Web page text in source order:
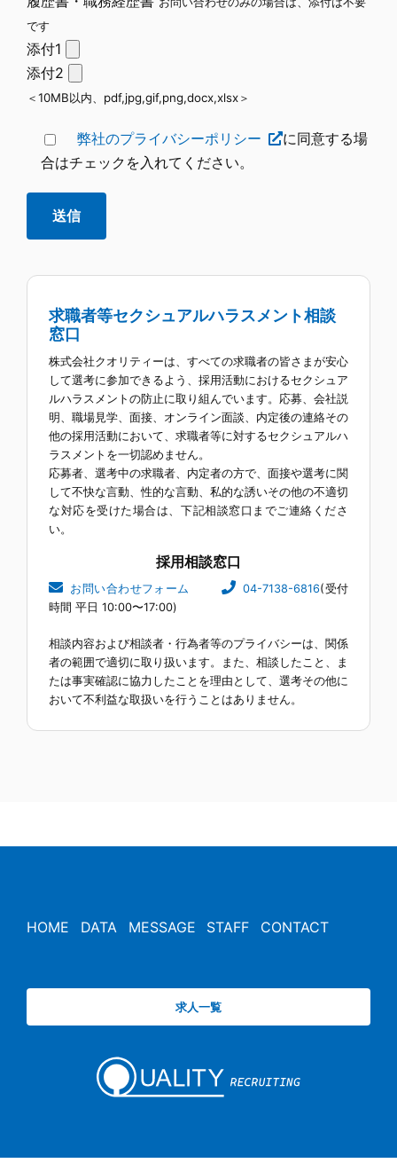
です
添付1
添付2
＜10MB以内、pdf,jpg,gif,png,docx,xlsx＞
弊社のプライバシーポリシー
に同意する場
合はチェックを入れてください。
求職者等セクシュアルハラスメント相談
窓口
株式会社クオリティーは、すべての求職者の皆さまが安心
して選考に参加できるよう、採用活動におけるセクシュア
ルハラスメントの防止に取り組んでいます。応募、会社説
明、職場見学、面接、オンライン面談、内定後の連絡その
他の採用活動において、求職者等に対するセクシュアルハ
ラスメントを一切認めません。
応募者、選考中の求職者、内定者の方で、面接や選考に関
して不快な言動、性的な言動、私的な誘いその他の不適切
な対応を受けた場合は、下記相談窓口までご連絡くださ
い。
採用相談窓口
お問い合わせフォーム 04-7138-6816(受付
時間 平日 10:00〜17:00)
相談内容および相談者・行為者等のプライバシーは、関係
者の範囲で適切に取り扱います。また、相談したこと、ま
たは事実確認に協力したことを理由として、選考その他に
おいて不利益な取扱いを行うことはありません。
HOME DATA MESSAGE STAFF CONTACT
求人一覧